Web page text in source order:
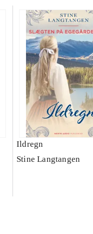
Ildregn
Stine Langtangen